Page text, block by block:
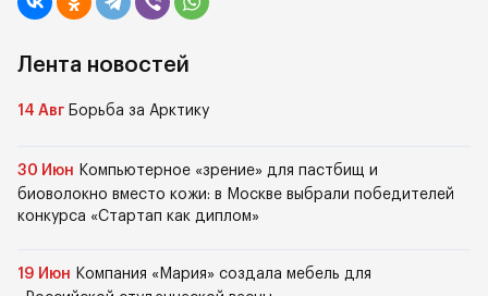
Лента новостей
14 Авг Борьба за Арктику
30 Июн Компьютерное «зрение» для пастбищ и
биоволокно вместо кожи: в Москве выбрали победителей
конкурса «Стартап как диплом»
19 Июн Компания «Мария» создала мебель для